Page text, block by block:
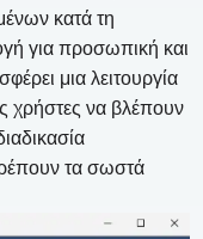
κατά τη
για προσωπική και
μια λειτουργία
χρήστες να βλέπουν
τα σωστά